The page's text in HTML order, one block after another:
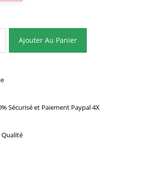
Ajouter Au Panier
Sécurisé et Paiement Paypal 4X